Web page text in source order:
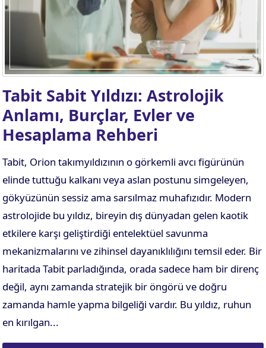
Tabit Sabit Yıldızı: Astrolojik
Anlamı, Burçlar, Evler ve
Hesaplama Rehberi
Tabit, Orion takımyıldızının o görkemli avcı figürünün
elinde tuttuğu kalkanı veya aslan postunu simgeleyen,
gökyüzünün sessiz ama sarsılmaz muhafızıdır. Modern
astrolojide bu yıldız, bireyin dış dünyadan gelen kaotik
etkilere karşı geliştirdiği entelektüel savunma
mekanizmalarını ve zihinsel dayanıklılığını temsil eder. Bir
haritada Tabit parladığında, orada sadece ham bir direnç
değil, aynı zamanda stratejik bir öngörü ve doğru
zamanda hamle yapma bilgeliği vardır. Bu yıldız, ruhun
en kırılgan...